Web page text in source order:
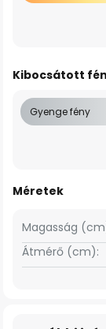
Kibocsátott
Gyenge fény
Méretek
Magasság
Átmérő (cm):